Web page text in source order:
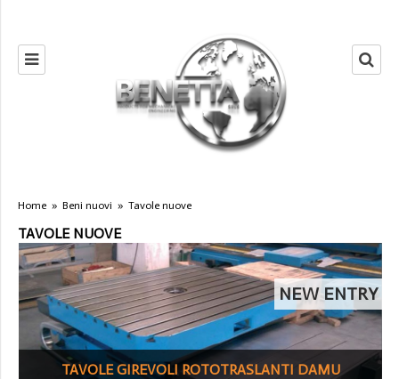
Home » Beni nuovi » Tavole nuove
TAVOLE NUOVE
NEW ENTRY
TAVOLE GIREVOLI ROTOTRASLANTI DAMU